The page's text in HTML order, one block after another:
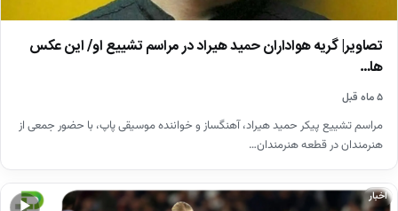
تصاویر| گریه هواداران حمید هیراد در مراسم تشییع او/ این عکس
ها…
۵ ماه قبل
مراسم تشییع پیکر حمید هیراد، آهنگساز و خواننده موسیقی پاپ، با حضور جمعی از
هنرمندان در قطعه هنرمندان…
اخبار